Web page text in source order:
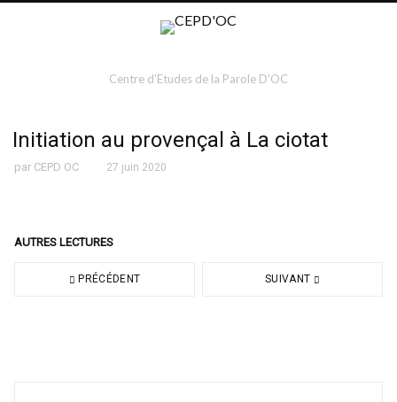
Centre d'Etudes de la Parole D'OC
Initiation au provençal à La ciotat
par CEPD OC 27 juin 2020
AUTRES LECTURES
PRÉCÉDENT SUIVANT